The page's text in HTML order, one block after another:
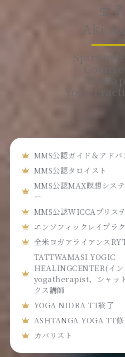
亜希
Aki
Yoga
MMS公認ガイド＆アドバ
MMS公認タロイスト
MMS公認MAX瞑想シス
ー
MMS公認WICCAプリス
エンソフィックレイプラ
全米ヨガアライアンス
TATTWAMASI YOGIC
HEALINGCENTER(イン
yogatherapist、シャッ
クス講師
YOGA NIDRA TT終了
ASHTANGA YOGA TT修
カバリスト